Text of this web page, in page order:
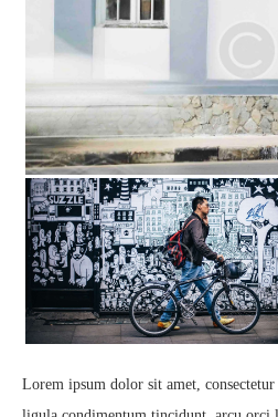
Lorem ipsum dolor sit amet,